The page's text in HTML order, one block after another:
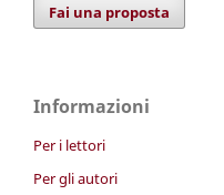
Fai una proposta
Informazioni
Per i lettori
Per gli autori